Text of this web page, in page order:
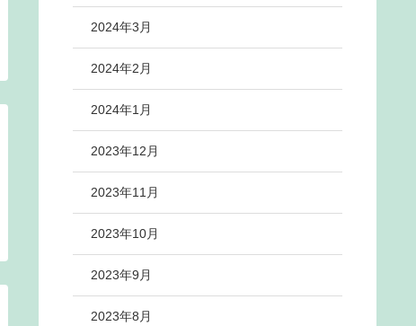
2024年3月
2024年2月
2024年1月
2023年12月
2023年11月
2023年10月
2023年9月
2023年8月